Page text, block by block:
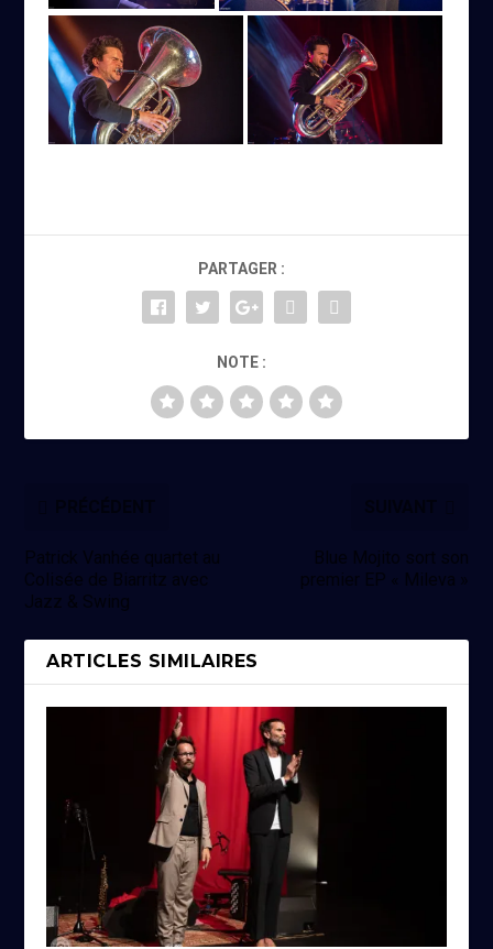
PARTAGER :
NOTE :
Patrick Vanhée quartet au
Colisée de Biarritz avec
Jazz & Swing
Blue Mojito sort son
premier EP « Mileva »
ARTICLES SIMILAIRES